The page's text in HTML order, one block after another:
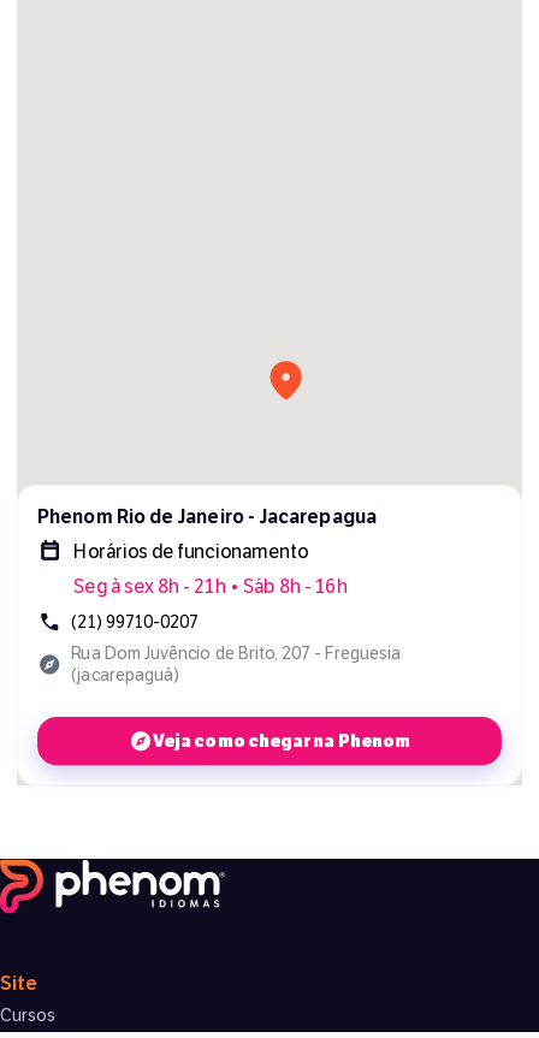
Phenom Rio de Janeiro - Jacarepagua
Horários de funcionamento
Seg à sex 8h - 21h • Sáb 8h - 16h
(21) 99710-0207
Rua Dom Juvêncio de Brito, 207 - Freguesia
(jacarepaguá)
Veja como chegar na Phenom
Site
Cursos